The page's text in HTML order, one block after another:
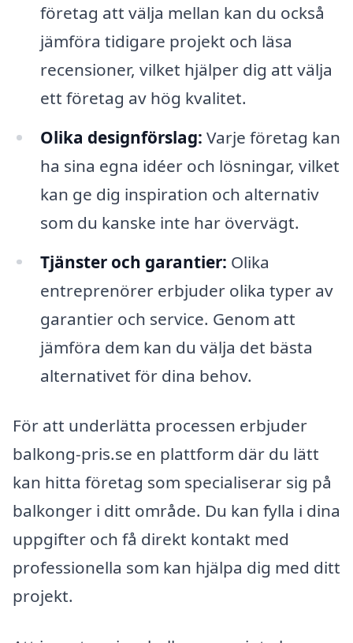
företag att välja mellan kan du också
jämföra tidigare projekt och läsa
recensioner, vilket hjälper dig att välja
ett företag av hög kvalitet.
Olika designförslag: Varje företag kan
ha sina egna idéer och lösningar, vilket
kan ge dig inspiration och alternativ
som du kanske inte har övervägt.
Tjänster och garantier: Olika
entreprenörer erbjuder olika typer av
garantier och service. Genom att
jämföra dem kan du välja det bästa
alternativet för dina behov.
För att underlätta processen erbjuder
balkong-pris.se en plattform där du lätt
kan hitta företag som specialiserar sig på
balkonger i ditt område. Du kan fylla i dina
uppgifter och få direkt kontakt med
professionella som kan hjälpa dig med ditt
projekt.